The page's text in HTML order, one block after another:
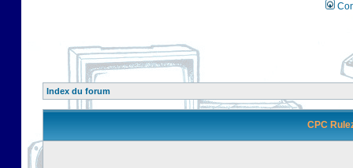
Index du forum
CPC